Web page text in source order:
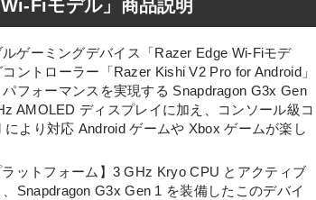
Fiモデル」商品説明
ゲーミングデバイス「Razer Edge Wi-Fiモデ
ントローラー「Razer Kishi V2 Pro for Android」
フォーマンスを実現する Snapdragon G3x Gen
AMOLED ディスプレイに加え、コンソール級コ
より対応 Android ゲームや Xbox ゲームが楽し
ットフォーム】3 GHz Kryo CPU とアクティブ
Snapdragon G3x Gen 1 を装備したこのデバイ